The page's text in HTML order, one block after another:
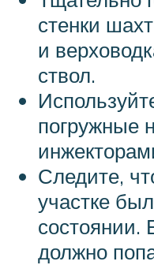
стенки
и
ствол.
погружные
Следите,
участке
состоянии.
должно